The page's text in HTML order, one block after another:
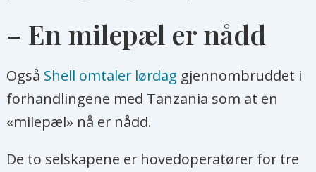
– En milepæl er nådd
Også Shell omtaler lørdag gjennombruddet i
forhandlingene med Tanzania som at en
«milepæl» nå er nådd.
De to selskapene er hovedoperatører for tre